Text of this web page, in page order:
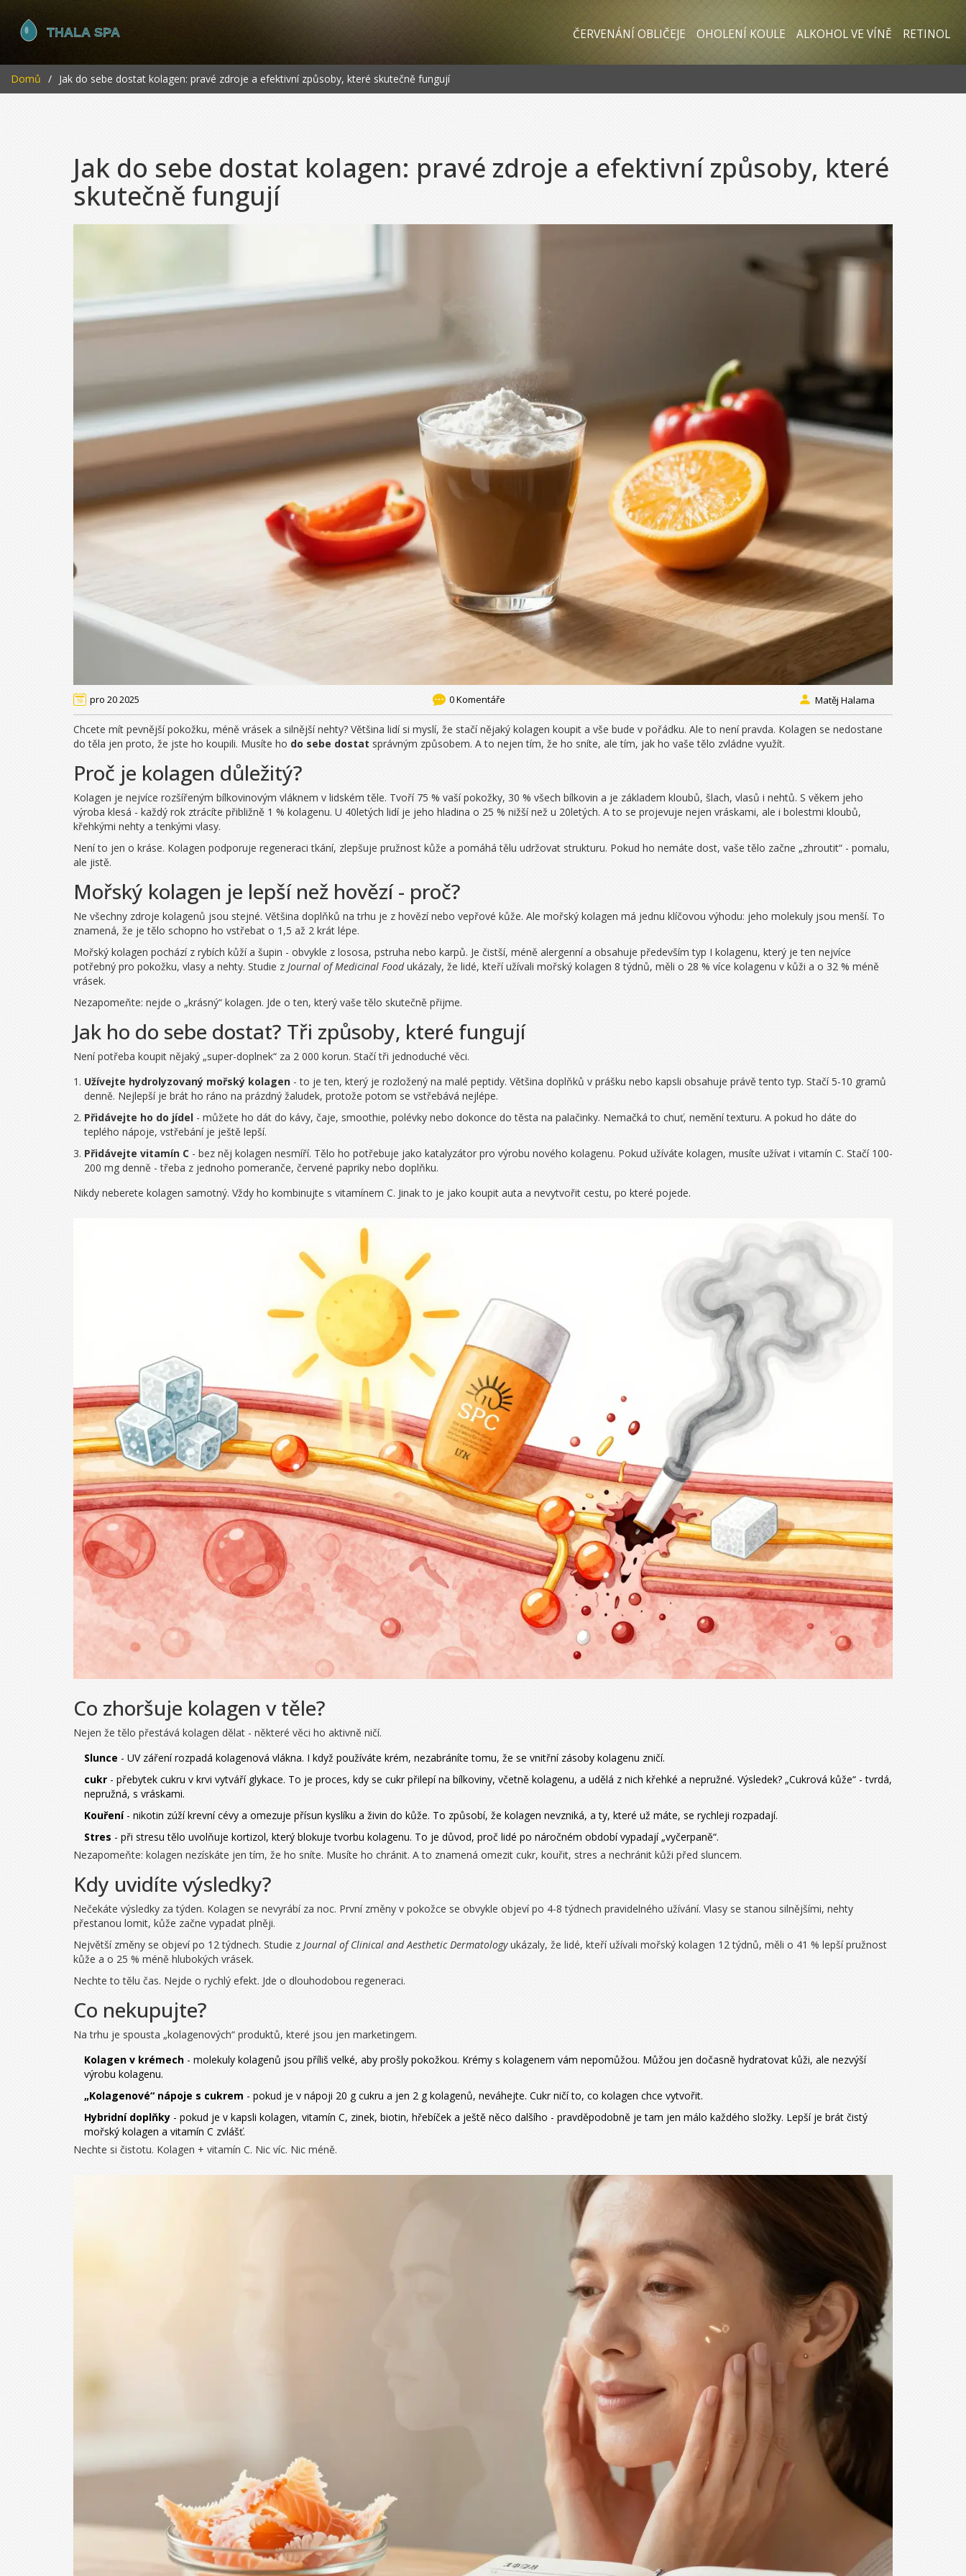
ČERVENÁNÍ OBLIČEJE OHOLENÍ KOULE ALKOHOL VE VÍNĚ RETINOL
Domů Jak do sebe dostat kolagen: pravé zdroje a efektivní způsoby, které skutečně fungují
Jak do sebe dostat kolagen: pravé zdroje a efektivní způsoby, které
skutečně fungují
pro 20 2025 0 Komentáře Matěj Halama
Chcete mít pevnější pokožku, méně vrásek a silnější nehty? Většina lidí si myslí, že stačí nějaký kolagen koupit a vše bude v pořádku. Ale to není pravda. Kolagen se nedostane
do těla jen proto, že jste ho koupili. Musíte ho do sebe dostat správným způsobem. A to nejen tím, že ho sníte, ale tím, jak ho vaše tělo zvládne využít.
Proč je kolagen důležitý?
Kolagen je nejvíce rozšířeným bílkovinovým vláknem v lidském těle. Tvoří 75 % vaší pokožky, 30 % všech bílkovin a je základem kloubů, šlach, vlasů i nehtů. S věkem jeho
výroba klesá - každý rok ztrácíte přibližně 1 % kolagenu. U 40letých lidí je jeho hladina o 25 % nižší než u 20letých. A to se projevuje nejen vráskami, ale i bolestmi kloubů,
křehkými nehty a tenkými vlasy.
Není to jen o kráse. Kolagen podporuje regeneraci tkání, zlepšuje pružnost kůže a pomáhá tělu udržovat strukturu. Pokud ho nemáte dost, vaše tělo začne „zhroutit“ - pomalu,
ale jistě.
Mořský kolagen je lepší než hovězí - proč?
Ne všechny zdroje kolagenů jsou stejné. Většina doplňků na trhu je z hovězí nebo vepřové kůže. Ale mořský kolagen má jednu klíčovou výhodu: jeho molekuly jsou menší. To
znamená, že je tělo schopno ho vstřebat o 1,5 až 2 krát lépe.
Mořský kolagen pochází z rybích kůží a šupin - obvykle z lososa, pstruha nebo karpů. Je čistší, méně alergenní a obsahuje především typ I kolagenu, který je ten nejvíce
potřebný pro pokožku, vlasy a nehty. Studie z Journal of Medicinal Foodukázaly, že lidé, kteří užívali mořský kolagen 8 týdnů, měli o 28 % více kolagenu v kůži a o 32 % méně
vrásek.
Nezapomeňte: nejde o „krásný“ kolagen. Jde o ten, který vaše tělo skutečně přijme.
Jak ho do sebe dostat? Tři způsoby, které fungují
Není potřeba koupit nějaký „super-doplnek“ za 2 000 korun. Stačí tři jednoduché věci.
Užívejte hydrolyzovaný mořský kolagen - to je ten, který je rozložený na malé peptidy. Většina doplňků v prášku nebo kapsli obsahuje právě tento typ. Stačí 5-10 gramů
denně. Nejlepší je brát ho ráno na prázdný žaludek, protože potom se vstřebává nejlépe.
Přidávejte ho do jídel - můžete ho dát do kávy, čaje, smoothie, polévky nebo dokonce do těsta na palačinky. Nemačká to chuť, nemění texturu. A pokud ho dáte do
teplého nápoje, vstřebání je ještě lepší.
Přidávejte vitamín C - bez něj kolagen nesmíří. Tělo ho potřebuje jako katalyzátor pro výrobu nového kolagenu. Pokud užíváte kolagen, musíte užívat i vitamín C. Stačí 100-
200 mg denně - třeba z jednoho pomeranče, červené papriky nebo doplňku.
Nikdy neberete kolagen samotný. Vždy ho kombinujte s vitamínem C. Jinak to je jako koupit auta a nevytvořit cestu, po které pojede.
Co zhoršuje kolagen v těle?
Nejen že tělo přestává kolagen dělat - některé věci ho aktivně ničí.
Slunce - UV záření rozpadá kolagenová vlákna. I když používáte krém, nezabráníte tomu, že se vnitřní zásoby kolagenu zničí.
cukr - přebytek cukru v krvi vytváří glykace. To je proces, kdy se cukr přilepí na bílkoviny, včetně kolagenu, a udělá z nich křehké a nepružné. Výsledek? „Cukrová kůže“ - tvrdá,
nepružná, s vráskami.
Kouření- nikotin zúží krevní cévy a omezuje přísun kyslíku a živin do kůže. To způsobí, že kolagen nevzniká, a ty, které už máte, se rychleji rozpadají.
Stres - při stresu tělo uvolňuje kortizol, který blokuje tvorbu kolagenu. To je důvod, proč lidé po náročném období vypadají „vyčerpaně“.
Nezapomeňte: kolagen nezískáte jen tím, že ho sníte. Musíte ho chránit. A to znamená omezit cukr, kouřit, stres a nechránit kůži před sluncem.
Kdy uvidíte výsledky?
Nečekáte výsledky za týden. Kolagen se nevyrábí za noc. První změny v pokožce se obvykle objeví po 4-8 týdnech pravidelného užívání. Vlasy se stanou silnějšími, nehty
přestanou lomit, kůže začne vypadat plněji.
Největší změny se objeví po 12 týdnech. Studie z Journal of Clinical and Aesthetic Dermatologyukázaly, že lidé, kteří užívali mořský kolagen 12 týdnů, měli o 41 % lepší pružnost
kůže a o 25 % méně hlubokých vrásek.
Nechte to tělu čas. Nejde o rychlý efekt. Jde o dlouhodobou regeneraci.
Co nekupujte?
Na trhu je spousta „kolagenových“ produktů, které jsou jen marketingem.
Kolagen v krémech - molekuly kolagenů jsou příliš velké, aby prošly pokožkou. Krémy s kolagenem vám nepomůžou. Můžou jen dočasně hydratovat kůži, ale nezvýší
výrobu kolagenu.
„Kolagenové“ nápoje s cukrem - pokud je v nápoji 20 g cukru a jen 2 g kolagenů, neváhejte. Cukr ničí to, co kolagen chce vytvořit.
Hybridní doplňky - pokud je v kapsli kolagen, vitamín C, zinek, biotin, hřebíček a ještě něco dalšího - pravděpodobně je tam jen málo každého složky. Lepší je brát čistý
mořský kolagen a vitamín C zvlášť.
Nechte si čistotu. Kolagen + vitamín C. Nic víc. Nic méně.